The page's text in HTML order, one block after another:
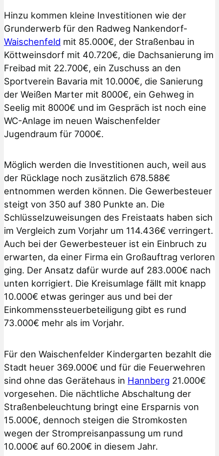
Hinzu kommen kleine Investitionen wie der
Grunderwerb für den Radweg Nankendorf-
Waischenfeld mit 85.000€, der Straßenbau in
Köttweinsdorf mit 40.720€, die Dachsanierung im
Freibad mit 22.700€, ein Zuschuss an den
Sportverein Bavaria mit 10.000€, die Sanierung
der Weißen Marter mit 8000€, ein Gehweg in
Seelig mit 8000€ und im Gespräch ist noch eine
WC-Anlage im neuen Waischenfelder
Jugendraum für 7000€.
Möglich werden die Investitionen auch, weil aus
der Rücklage noch zusätzlich 678.588€
entnommen werden können. Die Gewerbesteuer
steigt von 350 auf 380 Punkte an. Die
Schlüsselzuweisungen des Freistaats haben sich
im Vergleich zum Vorjahr um 114.436€ verringert.
Auch bei der Gewerbesteuer ist ein Einbruch zu
erwarten, da einer Firma ein Großauftrag verloren
ging. Der Ansatz dafür wurde auf 283.000€ nach
unten korrigiert. Die Kreisumlage fällt mit knapp
10.000€ etwas geringer aus und bei der
Einkommenssteuerbeteiligung gibt es rund
73.000€ mehr als im Vorjahr.
Für den Waischenfelder Kindergarten bezahlt die
Stadt heuer 369.000€ und für die Feuerwehren
sind ohne das Gerätehaus in Hannberg 21.000€
vorgesehen. Die nächtliche Abschaltung der
Straßenbeleuchtung bringt eine Ersparnis von
15.000€, dennoch steigen die Stromkosten
wegen der Strompreisanpassung um rund
10.000€ auf 60.200€ in diesem Jahr.